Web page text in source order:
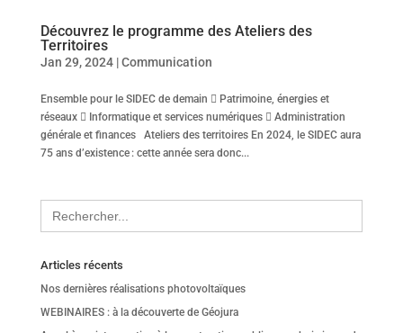
Découvrez le programme des Ateliers des
Territoires
Jan 29, 2024|Communication
Ensemble pour le SIDEC de demain  Patrimoine, énergies et
réseaux  Informatique et services numériques  Administration
générale et finances Ateliers des territoires En 2024, le SIDEC aura
75 ans d’existence : cette année sera donc...
Search
for:
Articles récents
Nos dernières réalisations photovoltaïques
WEBINAIRES : à la découverte de Géojura